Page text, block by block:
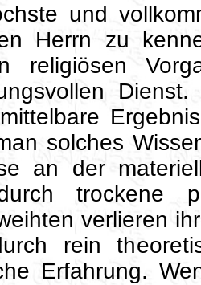
und
Herrn zu
religiösen
solches
an der
trockene
verlieren
rein
Erfahrung.